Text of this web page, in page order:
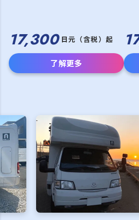
17,300 日元（含税）起
了解更多